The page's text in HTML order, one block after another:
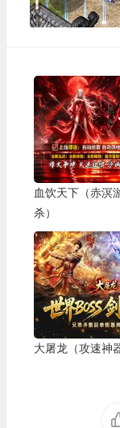
血饮天下（赤溟
杀）
大屠龙（攻速神